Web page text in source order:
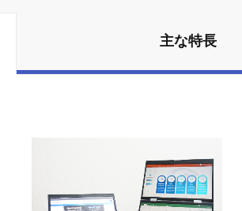
主な特長